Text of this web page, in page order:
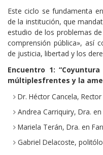
Este ciclo se fundamenta
de la institución, que
estudio de los problemas
comprensión pública», así
de justicia, libertad y los
Encuentro 1:
múltiplesfrentes y la
Dr. Héctor Cancela,
Andrea Carriquiry, Dra. en
Mariela Terán, Dra. en
Gabriel Delacoste,